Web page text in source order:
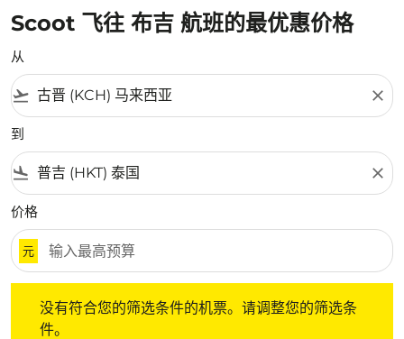
Scoot 飞往 布吉 航班的最优惠价格
从
flight_takeoff close
到
flight_land close
价格
元
没有符合您的筛选条件的机票。请调整您的筛选条
件。